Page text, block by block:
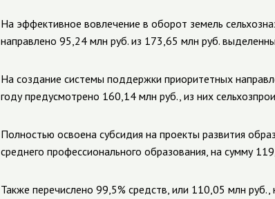
На эффективное вовлечение в оборот земель
направлено 95,24 млн руб. из 173,65 млн руб.
На создание системы поддержки приоритетных
году предусмотрено 160,14 млн руб., из них
Полностью освоена субсидия на проекты развития
среднего профессионального образования,на сумму
Также перечислено 99,5% средств, или 110,05 млн